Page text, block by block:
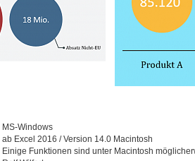
MS-Windows
ab Excel 2016 / Version 14.0 Macintosh
Einige Funktionen sind unter Macintosh